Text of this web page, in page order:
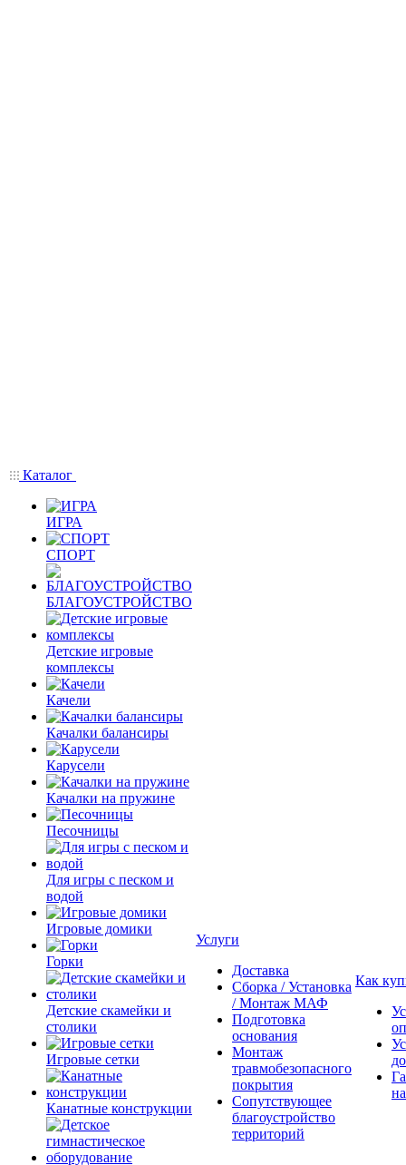
Каталог
ИГРА
СПОРТ
БЛАГОУСТРОЙСТВО
Детские игровые
комплексы
Качели
Качалки балансиры
Карусели
Качалки на пружине
Песочницы
Для игры с песком и
водой
Игровые домики
Горки
Детские скамейки и
столики
Игровые сетки
Канатные конструкции
Услуги
Доставка
Сборка / Установка
/ Монтаж МАФ
Подготовка
основания
Монтаж
травмобезопасного
покрытия
Сопутствующее
благоустройство
территорий
Как